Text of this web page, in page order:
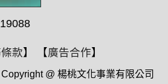
款】 【廣告合作】
Copyright @ 楊桃文化事業有限公司